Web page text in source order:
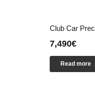
Club Car
7,490€
Read more